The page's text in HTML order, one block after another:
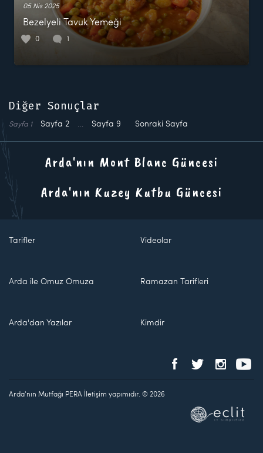
05 Nis 2025
Bezelyeli Tavuk Yemeği
0 1
Diğer Sonuçlar
Sayfa 1 Sayfa 2 … Sayfa 9 Sonraki Sayfa
Arda'nın Mont Blanc Güncesi
Arda'nın Kuzey Kutbu Güncesi
Tarifler Videolar
Arda ile Omuz Omuza Ramazan Tarifleri
Arda'dan Yazılar Kimdir
Arda'nın Mutfağı PERA İletişim yapımıdır. © 2026